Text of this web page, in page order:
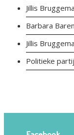
Jillis
Barbara
Jillis
Politieke